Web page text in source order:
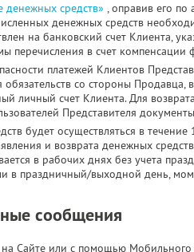
денежных средств» , оправив его
денежных средств
на банковский счет Клиента,
перечисления в счет компенсации
платежей Клиентов
обязательств со стороны
личный счет Клиента. Для
Представителя
будет осуществляться в
и возврата денежных
в рабочих днях без учета
в праздничный/выходной день,
сообщения
Сайте или с помощью